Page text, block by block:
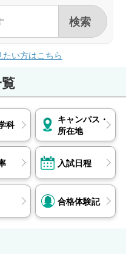
い方はこちら
科
キャンパス・
所在地
入試日程
合格体験記